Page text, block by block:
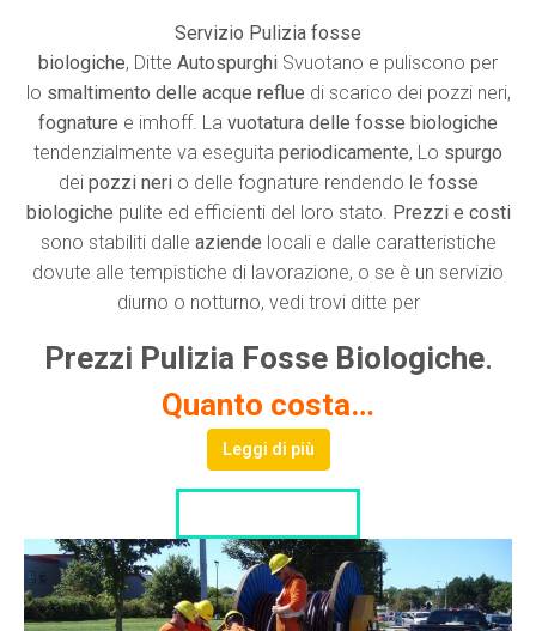
Servizio Pulizia fosse
biologiche, Ditte Autospurghi Svuotano e puliscono per
lo smaltimento delle acque reflue di scarico dei pozzi neri,
fognature e imhoff. La vuotatura delle fosse biologiche
tendenzialmente va eseguita periodicamente, Lo spurgo
dei pozzi nerio delle fognature rendendo le fosse
biologiche pulite ed efficienti del loro stato. Prezzi e costi
sono stabiliti dalle aziende locali e dalle caratteristiche
dovute alle tempistiche di lavorazione, o se è un servizio
diurno o notturno, vedi trovi ditte per
Prezzi Pulizia Fosse Biologiche.
Quanto costa…
Leggi di più